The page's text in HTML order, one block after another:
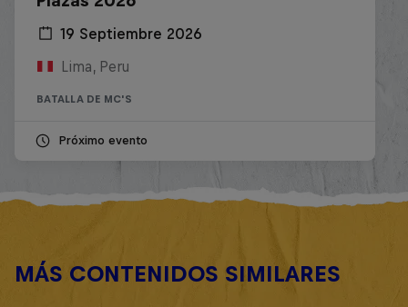
19 Septiembre 2026
Lima, Peru
BATALLA DE MC'S
Próximo evento
MÁS CONTENIDOS SIMILARES